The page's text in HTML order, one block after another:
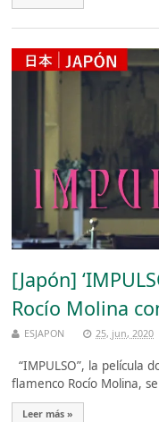
[Japón]
Rocío Molina
ESJAPON 25, jun, 2020
“IMPULSO”, la película
flamenco Rocío Molina,
Leer más »